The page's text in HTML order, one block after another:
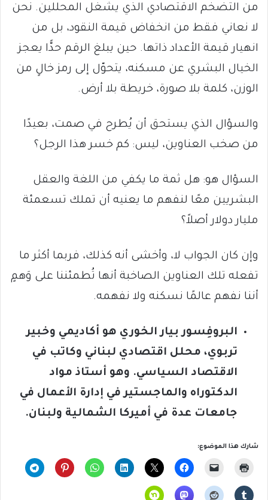
من التضخم الاقتصادي الذي يشغل المحللين. نحن
لا نعاني فقط من انخفاض قيمة النقود، بل من
انهيار قيمة الأعداد ذاتها. حين يبلغ الرقم حدًّا يعجز
الخيال البشري عن مسكنه، يتحوّل إلى رمز خالٍ من
الوزن، كلمة بلا صورة، خريطة بلا أرض.
والسؤال الذي يستحق أن يُطرح في صمت، بعيدًا
من صخب العناوين، ليس: كم خسر هذا الرجل؟
السؤال هو: هل ثمة ما يكفي من اللغة والعقل
البشريين معًا لنفهم ما يعنيه أن تملك تسعمئة
مليار دولار أصلاً؟
وإن كان الجواب لا، وأخشى أنه كذلك، فربما أكثر ما
تفعله تلك العناوين الصاخبة أنها تُطمئننا على وَهمٍ
أننا نفهم عالمًا نسكنه ولا نفهمه.
البروفِسور بيار الخوري هو أكاديمي وخبير
تربوي، محلل اقتصادي لبناني وكاتب في
الاقتصاد السياسي. وهو أستاذ مواد
الدكتوراه والماجستير في إدارة الأعمال في
جامعات عدة في أميركا الشمالية ولبنان.
شارك هذا الموضوع: